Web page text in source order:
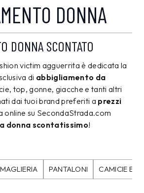
DONNA
DONNA SCONTATO
victim agguerrita è dedicata la
di abbigliamento da
top, gonne, giacche e tanti altri
dai tuoi brand preferiti a prezzi
online su SecondaStrada.com
donna scontatissimo!
MAGLIERIA PANTALONI CAMICIE E